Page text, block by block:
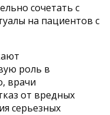
сочетать с
на пациентов с
роль в
врачи
от вредных
серьезных